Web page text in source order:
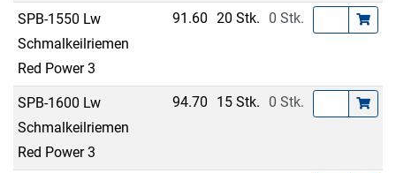
SPB-1550 Lw
Schmalkeilriemen
Red Power 3
91.60 20 Stk. 0 Stk.
SPB-1600 Lw
Schmalkeilriemen
Red Power 3
94.70 15 Stk. 0 Stk.